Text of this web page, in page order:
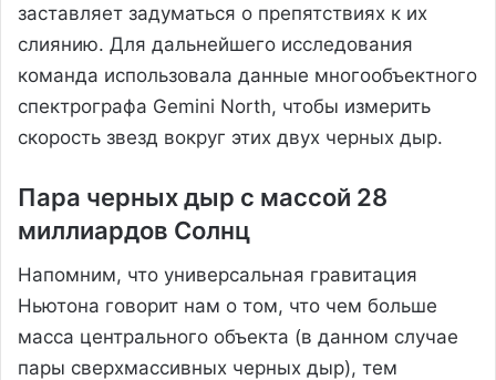
заставляет задуматься о препятствиях к их
слиянию. Для дальнейшего исследования
команда использовала данные многообъектного
спектрографа Gemini North, чтобы измерить
скорость звезд вокруг этих двух черных дыр.
Пара черных дыр с массой 28
миллиардов Солнц
Напомним, что универсальная гравитация
Ньютона говорит нам о том, что чем больше
масса центрального объекта (в данном случае
пары сверхмассивных черных дыр), тем